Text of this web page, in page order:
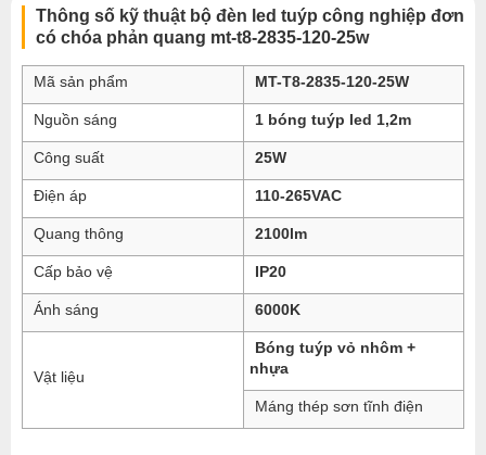
Thông số kỹ thuật bộ đèn led tuýp công nghiệp đơn
có chóa phản quang mt-t8-2835-120-25w
Mã sản phẩm MT-T8-2835-120-25W
Nguồn sáng 1 bóng tuýp led 1,2m
Công suất 25W
Điện áp 110-265VAC
Quang thông 2100lm
Cấp bảo vệ IP20
Ánh sáng 6000K
Vật liệu
Bóng tuýp vỏ nhôm +
nhựa
Máng thép sơn tĩnh điện